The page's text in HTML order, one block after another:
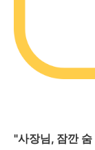
"사장님, 잠깐